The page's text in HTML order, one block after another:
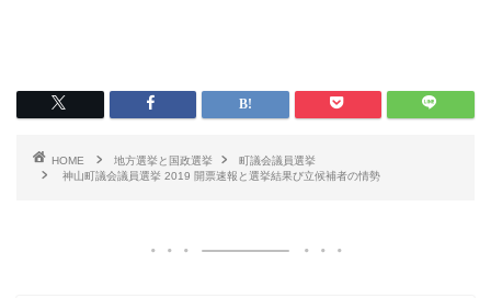
HOME 地方選挙と国政選挙
町議会議員選挙
神山町議会議員選挙 2019 開票速報と選挙結果び立候補者の情勢